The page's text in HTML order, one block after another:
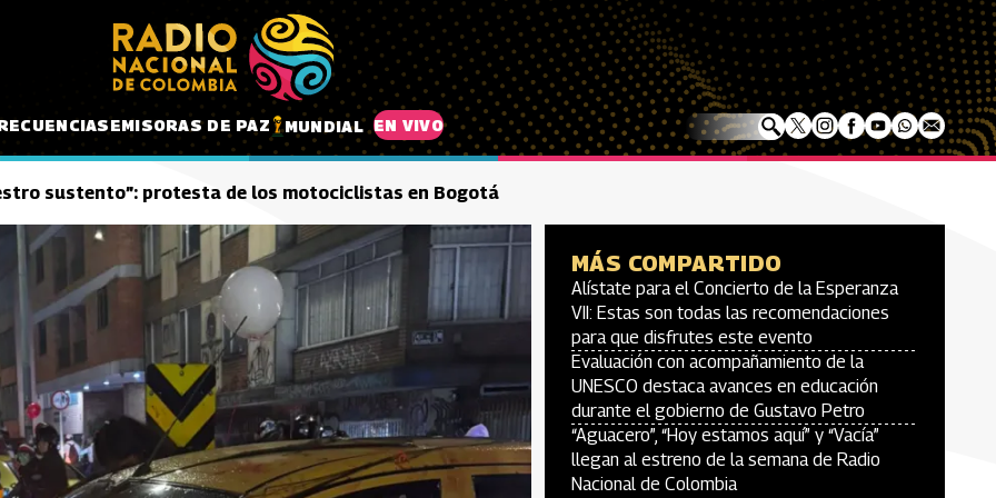
EMISORAS DE PAZ MUNDIAL EN VIVO
sustento”: protesta de los motociclistas en Bogotá
MÁS COMPARTIDO
Alístate para el Concierto de la Esperanza
VII: Estas son todas las recomendaciones
para que disfrutes este evento
Evaluación con acompañamiento de la
UNESCO destaca avances en educación
durante el gobierno de Gustavo Petro
“Aguacero”, “Hoy estamos aquí” y “Vacía”
llegan al estreno de la semana de Radio
Nacional de Colombia